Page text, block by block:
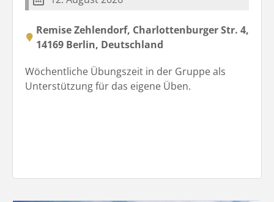
Remise Zehlendorf, Charlottenburger Str. 4,
14169 Berlin, Deutschland
Wöchentliche Übungszeit in der Gruppe als
Unterstützung für das eigene Üben.